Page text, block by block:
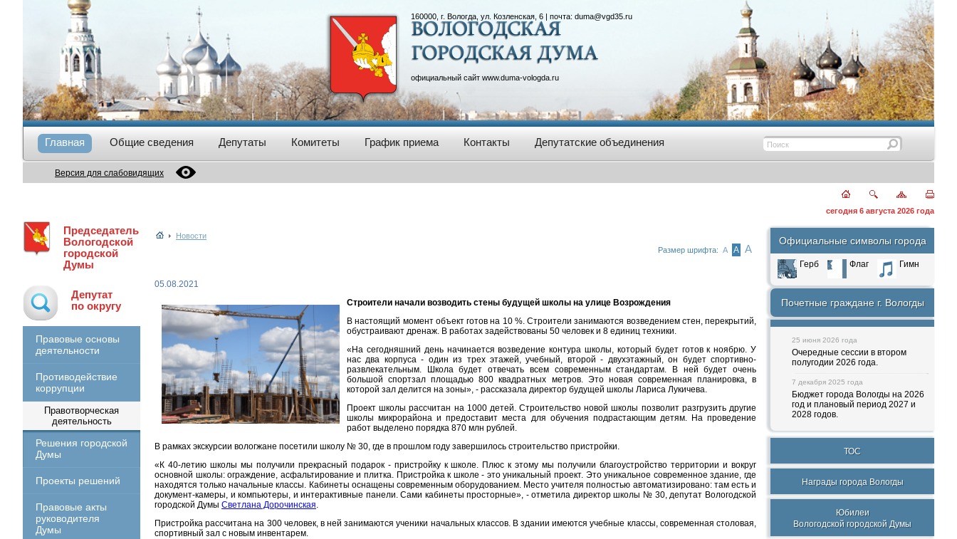
160000, г. Вологда, ул. Козленская, 6 | почта: duma@vgd35.ru
официальный сайт www.duma-vologda.ru
Главная Общие сведения Депутаты Комитеты График приема Контакты Депутатские объединения
Версия для слабовидящих
сегодня 6 августа 2026 года
Председатель
Вологодской
городской
Думы
Депутат
по округу
Правовые основы
деятельности
Противодействие
коррупции
Правотворческая
деятельность
Решения городской
Думы
Проекты решений
Правовые акты
руководителя
Думы
Новости
Размер шрифта: А А А
05.08.2021
Строители начали возводить стены будущей школы на улице Возрождения
В настоящий момент объект готов на 10 %. Строители занимаются возведением стен, перекрытий,
обустраивают дренаж. В работах задействованы 50 человек и 8 единиц техники.
«На сегодняшний день начинается возведение контура школы, который будет готов к ноябрю. У
нас два корпуса - один из трех этажей, учебный, второй - двухэтажный, он будет спортивно-
развлекательным. Школа будет отвечать всем современным стандартам. В ней будет очень
большой спортзал площадью 800 квадратных метров. Это новая современная планировка, в
которой зал делится на зоны», - рассказала директор будущей школы Лариса Лукичева.
Проект школы рассчитан на 1000 детей. Строительство новой школы позволит разгрузить другие
школы микрорайона и предоставит места для обучения подрастающим детям. На проведение
работ выделено порядка 870 млн рублей.
В рамках экскурсии вологжане посетили школу № 30, где в прошлом году завершилось строительство пристройки.
«К 40-летию школы мы получили прекрасный подарок - пристройку к школе. Плюс к этому мы получили благоустройство территории и вокруг
основной школы: ограждение, асфальтирование и плитка. Пристройка к школе - это уникальный проект. Это уникальное современное здание, где
находятся только начальные классы. Кабинеты оснащены современным оборудованием. Место учителя полностью автоматизировано: там есть и
документ-камеры, и компьютеры, и интерактивные панели. Сами кабинеты просторные», - отметила директор школы № 30, депутат Вологодской
городской Думы Светлана Дорочинская.
Пристройка рассчитана на 300 человек, в ней занимаются ученики начальных классов. В здании имеются учебные классы, современная столовая,
спортивный зал с новым инвентарем.
Официальные символы города
Герб Флаг Гимн
Почетные граждане г. Вологды
25 июня 2026 года
Очередные сессии в втором
полугодии 2026 года.
7 декабря 2025 года
Бюджет города Вологды на 2026
год и плановый период 2027 и
2028 годов.
ТОС
Награды города Вологды
Юбилеи
Вологодской городской Думы